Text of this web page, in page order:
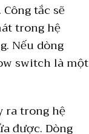
tắc sẽ
trong hệ
Nếu dòng
switch là một
ra trong hệ
được. Dòng